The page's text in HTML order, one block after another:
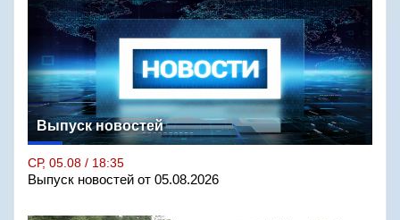
Выпуск новостей
СР, 05.08 / 18:35
Выпуск новостей от 05.08.2026